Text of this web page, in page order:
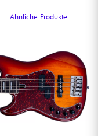
Ähnliche Produkte